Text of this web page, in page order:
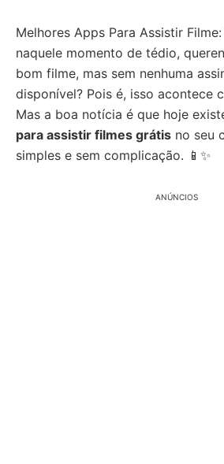
Melhores Apps Para Assistir
naquele momento de tédio,
bom filme, mas sem nenhuma
disponível? Pois é, isso acontece
Mas a boa notícia é que hoje
para assistir filmes grátis no seu
simples e sem complicação. 📱✨
ANÚNCIOS